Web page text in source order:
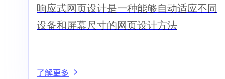
响应式网页设计是一种能够自动适应不同
设备和屏幕尺寸的网页设计方法
了解更多